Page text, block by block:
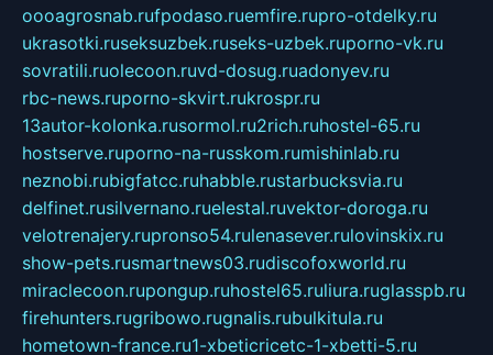
oooagrosnab.rufpodaso.ruemfire.rupro-otdelky.ru
ukrasotki.ruseksuzbek.ruseks-uzbek.ruporno-vk.ru
sovratili.ruolecoon.ruvd-dosug.ruadonyev.ru
rbc-news.ruporno-skvirt.rukrospr.ru
13autor-kolonka.rusormol.ru2rich.ruhostel-65.ru
hostserve.ruporno-na-russkom.rumishinlab.ru
neznobi.rubigfatcc.ruhabble.rustarbucksvia.ru
delfinet.rusilvernano.ruelestal.ruvektor-doroga.ru
velotrenajery.rupronso54.rulenasever.rulovinskix.ru
show-pets.rusmartnews03.rudiscofoxworld.ru
miraclecoon.rupongup.ruhostel65.ruliura.ruglasspb.ru
firehunters.rugribowo.rugnalis.rubulkitula.ru
hometown-france.ru1-xbeticricetc-1-xbetti-5.ru